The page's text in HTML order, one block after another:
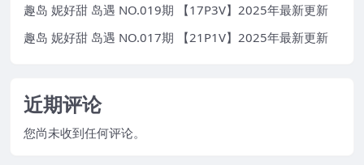
趣岛 妮好甜 岛遇 NO.019期 【17P3V】2025年最新更新
趣岛 妮好甜 岛遇 NO.017期 【21P1V】2025年最新更新
近期评论
您尚未收到任何评论。